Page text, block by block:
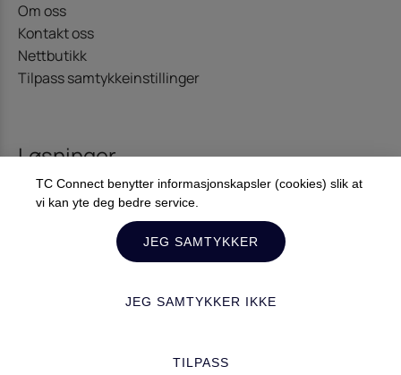
Om oss
Kontakt oss
Nettbutikk
Tilpass samtykkeinstillinger
Løsninger
Kommunikasjon
Offshore – Energi
Kontakt oss
TC Connect benytter informasjonskapsler (cookies) slik at
vi kan yte deg bedre service.
JEG SAMTYKKER
JEG SAMTYKKER IKKE
TILPASS